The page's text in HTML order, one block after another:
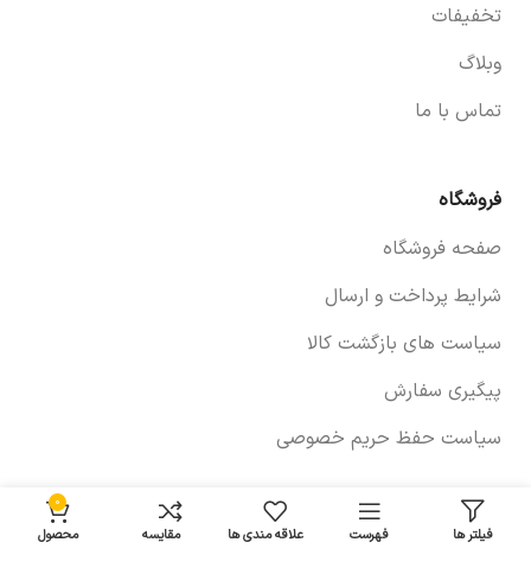
تخفیفات
وبلاگ
تماس با ما
فروشگاه
صفحه فروشگاه
شرایط پرداخت و ارسال
سیاست های بازگشت کالا
پیگیری سفارش
سیاست حفظ حریم خصوصی
خودروها
فیلتر ها فهرست علاقه مندی ها مقایسه
0
محصول